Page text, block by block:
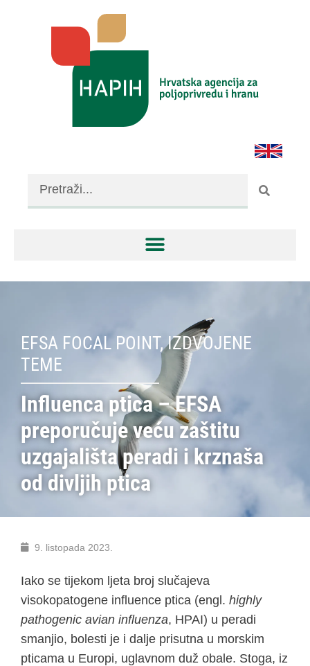
EFSA FOCAL POINT,IZDVOJENE
TEME
Influenca ptica – EFSA
preporučuje veću zaštitu
uzgajališta peradi i krznaša
od divljih ptica
9. listopada 2023.
Iako se tijekom ljeta broj slučajeva
visokopatogene influence ptica (engl. highly
pathogenic avian influenza, HPAI) u peradi
smanjio, bolesti je i dalje prisutna u morskim
pticama u Europi, uglavnom duž obale. Stoga, iz